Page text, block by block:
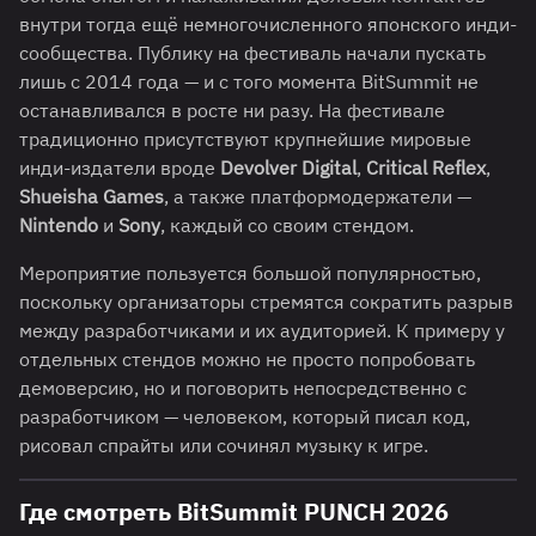
внутри тогда ещё немногочисленного японского инди-
сообщества. Публику на фестиваль начали пускать
лишь с 2014 года — и с того момента BitSummit не
останавливался в росте ни разу. На фестивале
традиционно присутствуют крупнейшие мировые
инди-издатели вроде Devolver Digital, Critical Reflex,
Shueisha Games, а также платформодержатели —
Nintendo и Sony, каждый со своим стендом.
Мероприятие пользуется большой популярностью,
поскольку организаторы стремятся сократить разрыв
между разработчиками и их аудиторией. К примеру у
отдельных стендов можно не просто попробовать
демоверсию, но и поговорить непосредственно с
разработчиком — человеком, который писал код,
рисовал спрайты или сочинял музыку к игре.
Где смотреть BitSummit PUNCH 2026